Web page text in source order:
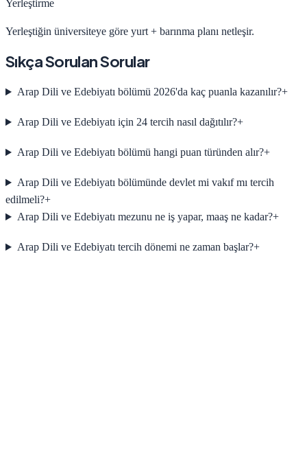
Yerleştirme
Yerleştiğin üniversiteye göre yurt + barınma planı netleşir.
Sıkça Sorulan Sorular
Arap Dili ve Edebiyatı bölümü 2026'da kaç puanla kazanılır?+
Arap Dili ve Edebiyatı için 24 tercih nasıl dağıtılır?+
Arap Dili ve Edebiyatı bölümü hangi puan türünden alır?+
Arap Dili ve Edebiyatı bölümünde devlet mi vakıf mı tercih
edilmeli?+
Arap Dili ve Edebiyatı mezunu ne iş yapar, maaş ne kadar?+
Arap Dili ve Edebiyatı tercih dönemi ne zaman başlar?+